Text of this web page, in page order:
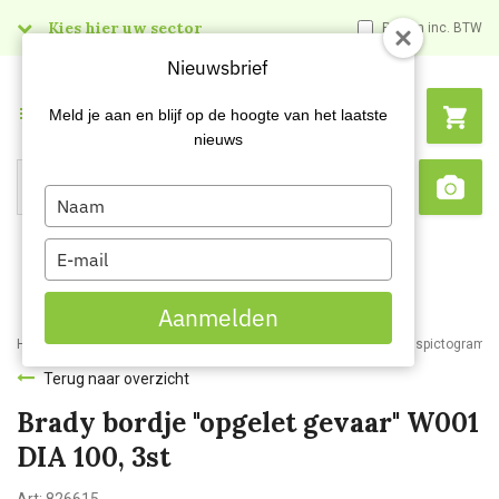
Kies hier uw sector Prijzen inc. BTW
Search
Menu
Home Webshop Veiligheidsartikelen Signalisatie
Terug naar overzicht
Brady bordje "opgelet gevaar" W001
DIA 100, 3st
Nieuwsbrief
Meld je aan en blijf op de hoogte van het laatste
nieuws
Type
your
name
Type
your
email
Aanmelden